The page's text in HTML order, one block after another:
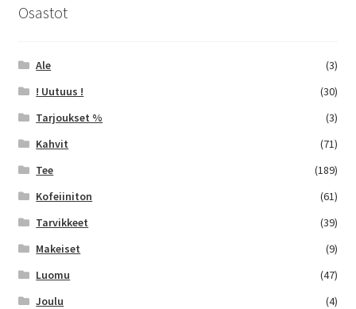
Osastot
Ale
(3)
! Uutuus !
(30)
Tarjoukset %
(3)
Kahvit
(71)
Tee
(189)
Kofeiiniton
(61)
Tarvikkeet
(39)
Makeiset
(9)
Luomu
(47)
Joulu
(4)